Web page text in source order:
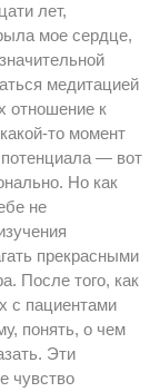
лет,
мое сердце,
медитацией
отношение к
то момент
потенциала — вот
Но как
не
прекрасными
После того, как
с пациентами
понять, о чем
Эти
чувство